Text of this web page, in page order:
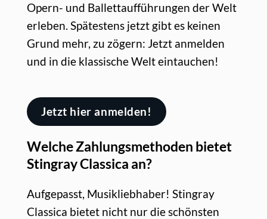
Opern- und Ballettaufführungen der Welt
erleben. Spätestens jetzt gibt es keinen
Grund mehr, zu zögern: Jetzt anmelden
und in die klassische Welt eintauchen!
Jetzt hier anmelden!
Welche Zahlungsmethoden bietet
Stingray Classica an?
Aufgepasst, Musikliebhaber! Stingray
Classica bietet nicht nur die schönsten